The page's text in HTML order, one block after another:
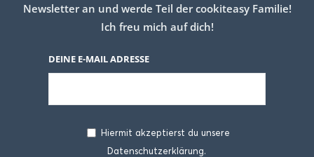
Newsletter an und werde Teil der cookiteasy Familie!
Ich freu mich auf dich!
DEINE E-MAIL ADRESSE
Hiermit akzeptierst du unsere
Datenschutzerklärung.